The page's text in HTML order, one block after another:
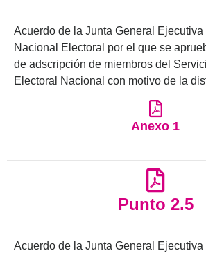
Acuerdo de la Junta General Ejecutiva
Nacional Electoral por el que se
de adscripción de miembros del
Electoral Nacional con motivo de la
Anexo 1
Punto 2.5
Acuerdo de la Junta General Ejecutiva